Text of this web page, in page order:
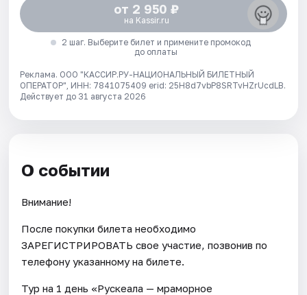
от 2 950 ₽
на Kassir.ru
2 шаг. Выберите билет и примените промокод
до оплаты
Реклама. ООО "КАССИР.РУ-НАЦИОНАЛЬНЫЙ БИЛЕТНЫЙ
ОПЕРАТОР", ИНН: 7841075409 erid: 25H8d7vbP8SRTvHZrUcdLB.
Действует до 31 августа 2026
О событии
Внимание!
После покупки билета необходимо
ЗАРЕГИСТРИРОВАТЬ свое участие, позвонив по
телефону указанному на билете.
Тур на 1 день «Рускеала — мраморное